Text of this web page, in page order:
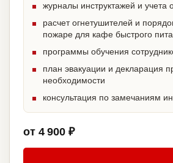
журналы инструктажей и учета
расчет огнетушителей и
пожаре для кафе быстрого
программы обучения
план эвакуации и декларация
необходимости
консультация по замечаниям
от 4 900 ₽